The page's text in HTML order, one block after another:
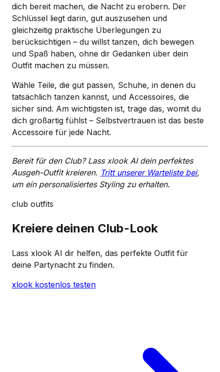
dich bereit machen, die Nacht zu erobern. Der
Schlüssel liegt darin, gut auszusehen und
gleichzeitig praktische Überlegungen zu
berücksichtigen – du willst tanzen, dich bewegen
und Spaß haben, ohne dir Gedanken über dein
Outfit machen zu müssen.
Wähle Teile, die gut passen, Schuhe, in denen du
tatsächlich tanzen kannst, und Accessoires, die
sicher sind. Am wichtigsten ist, trage das, womit du
dich großartig fühlst – Selbstvertrauen ist das beste
Accessoire für jede Nacht.
Bereit für den Club? Lass xlook AI dein perfektes
Ausgeh-Outfit kreieren. Tritt unserer Warteliste bei,
um ein personalisiertes Styling zu erhalten.
club outfits
Kreiere deinen Club-Look
Lass xlook AI dir helfen, das perfekte Outfit für
deine Partynacht zu finden.
xlook kostenlos testen